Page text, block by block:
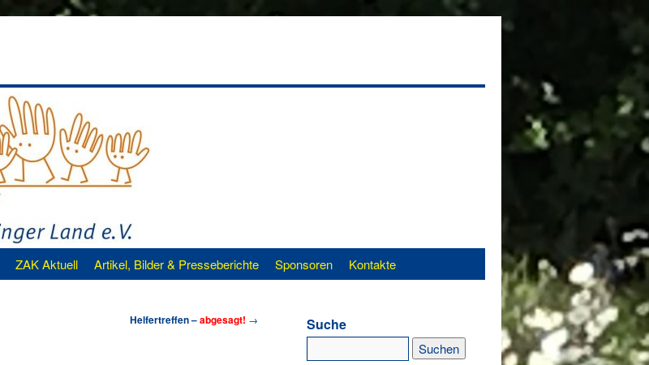
ZAK Aktuell Artikel, Bilder & Presseberichte Sponsoren Kontakte
Helfertreffen –abgesagt! → Suche